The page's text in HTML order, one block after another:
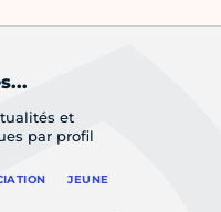
et
par profil
JEUNE